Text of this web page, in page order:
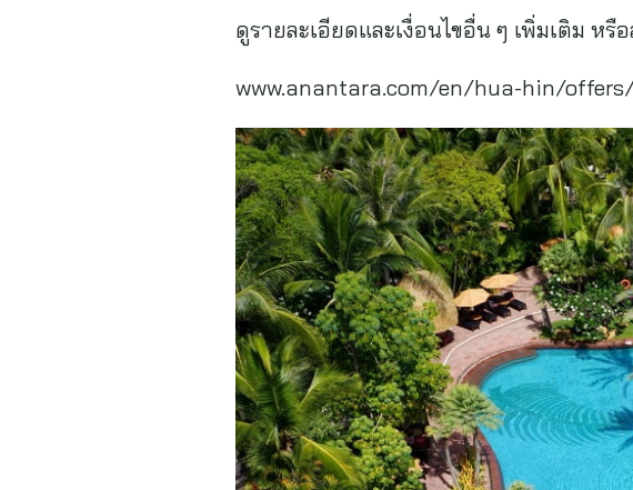
ดูรายละเอียดและเงื่อนไขอื่น ๆ เพิ่มเติม หรื
www.anantara.com/en/hua-hin/